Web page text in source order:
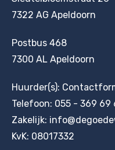
7322 AG Apeldoorn
Postbus 468
7300 AL Apeldoorn
Huurder(s):
Telefoon: 055 - 369 69
Zakelijk:
KvK: 08017332